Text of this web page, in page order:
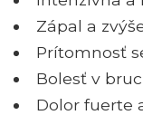
Zápal a
Prítomnosť
Bolesť v
Dolor fuerte